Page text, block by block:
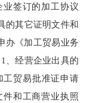
签订的加工协议
的其它证明文件和
办《加工贸易业务
、经营企业出具的
工贸易批准证申请
和工商营业执照